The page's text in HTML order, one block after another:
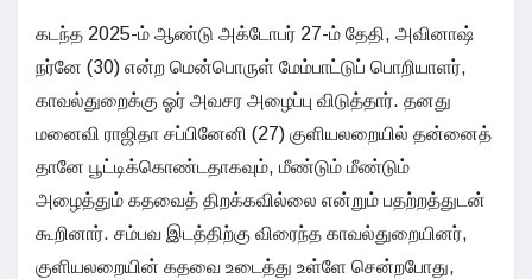
கடந்த 2025-ம் ஆண்டு அக்டோபர் 27-ம் தேதி, அவினாஷ்
நர்னே (30) என்ற மென்பொருள் மேம்பாட்டுப் பொறியாளர்,
காவல்துறைக்கு ஓர் அவசர அழைப்பு விடுத்தார். தனது
மனைவி ராஜிதா சப்பினேனி (27) குளியலறையில் தன்னைத்
தானே பூட்டிக்கொண்டதாகவும், மீண்டும் மீண்டும்
அழைத்தும் கதவைத் திறக்கவில்லை என்றும் பதற்றத்துடன்
கூறினார். சம்பவ இடத்திற்கு விரைந்த காவல்துறையினர்,
குளியலறையின் கதவை உடைத்து உள்ளே சென்றபோது,